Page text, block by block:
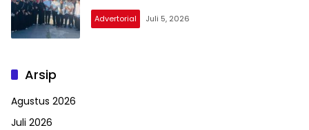
Advertorial Juli 5, 2026
Arsip
Agustus 2026
Juli 2026